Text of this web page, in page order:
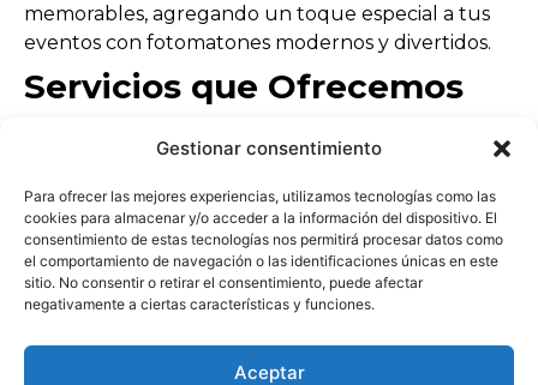
Gestionar consentimiento
Para ofrecer las mejores experiencias, utilizamos tecnologías como las
cookies para almacenar y/o acceder a la información del dispositivo. El
consentimiento de estas tecnologías nos permitirá procesar datos como
el comportamiento de navegación o las identificaciones únicas en este
sitio. No consentir o retirar el consentimiento, puede afectar
negativamente a ciertas características y funciones.
Aceptar
memorables, agregando un toque especial a tus
eventos con fotomatones modernos y divertidos.
Servicios que Ofrecemos
En Fotomatón Murcia, comprendemos que cada
esos momentos especiales. Por eso, ofrecemos una
variedad de servicios adaptados a tus necesidades:
Fotomatón para Bodas:Añade un toque
divertido e interactivo a tu boda con nuestro
fotomatón. Captura momentos inolvidables
con tus invitados y crea recuerdos únicos.
Fotomatón para Fiestas y Eventos